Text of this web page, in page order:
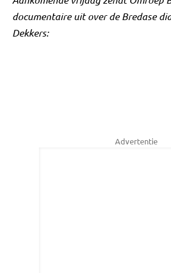
documentaire uit over de Bredase
Dekkers:
Advertentie